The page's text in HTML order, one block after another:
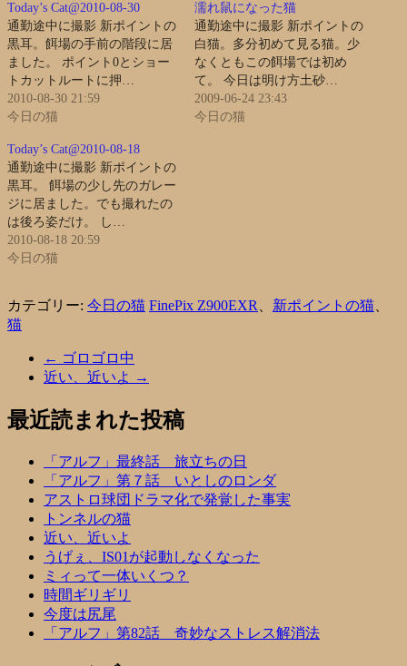
Today’s Cat@2010-08-30
通勤途中に撮影 新ポイントの
黒耳。餌場の手前の階段に居
ました。 ポイント0とショー
トカットルートに押…
2010-08-30 21:59
今日の猫
濡れ鼠になった猫
通勤途中に撮影 新ポイントの
白猫。多分初めて見る猫。少
なくともこの餌場では初め
て。 今日は明け方土砂…
2009-06-24 23:43
今日の猫
Today’s Cat@2010-08-18
通勤途中に撮影 新ポイントの
黒耳。 餌場の少し先のガレー
ジに居ました。でも撮れたの
は後ろ姿だけ。 し…
2010-08-18 20:59
今日の猫
カテゴリー: 今日の猫 FinePix Z900EXR 新ポイントの猫
猫
← ゴロゴロ中
近い、近いよ →
最近読まれた投稿
「アルフ」最終話 旅立ちの日
「アルフ」第７話 いとしのロンダ
アストロ球団ドラマ化で発覚した事実
トンネルの猫
近い、近いよ
うげぇ、IS01が起動しなくなった
ミィって一体いくつ？
時間ギリギリ
今度は尻尾
「アルフ」第82話 奇妙なストレス解消法